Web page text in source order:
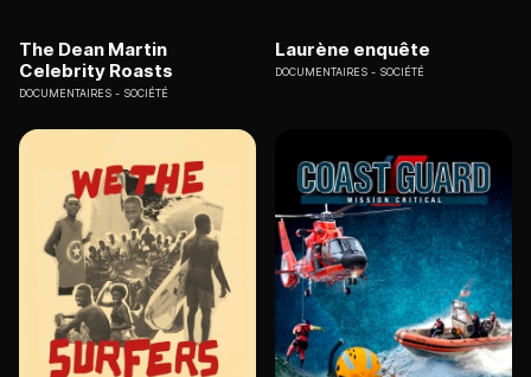
The Dean Martin
Celebrity Roasts
DOCUMENTAIRES SOCIÉTÉ
Laurène enquête
DOCUMENTAIRES SOCIÉTÉ